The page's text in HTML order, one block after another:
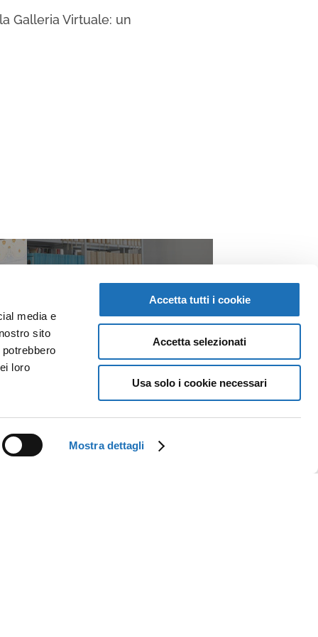
media e
sito
loro
Mostra dettagli
Accetta tutti i cookie
Accetta selezionati
Usa solo i cookie necessari
Galleria Virtuale: un